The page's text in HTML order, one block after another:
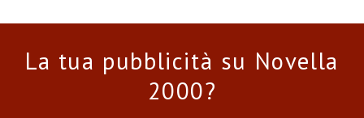
La tua pubblicità su Novella
2000?